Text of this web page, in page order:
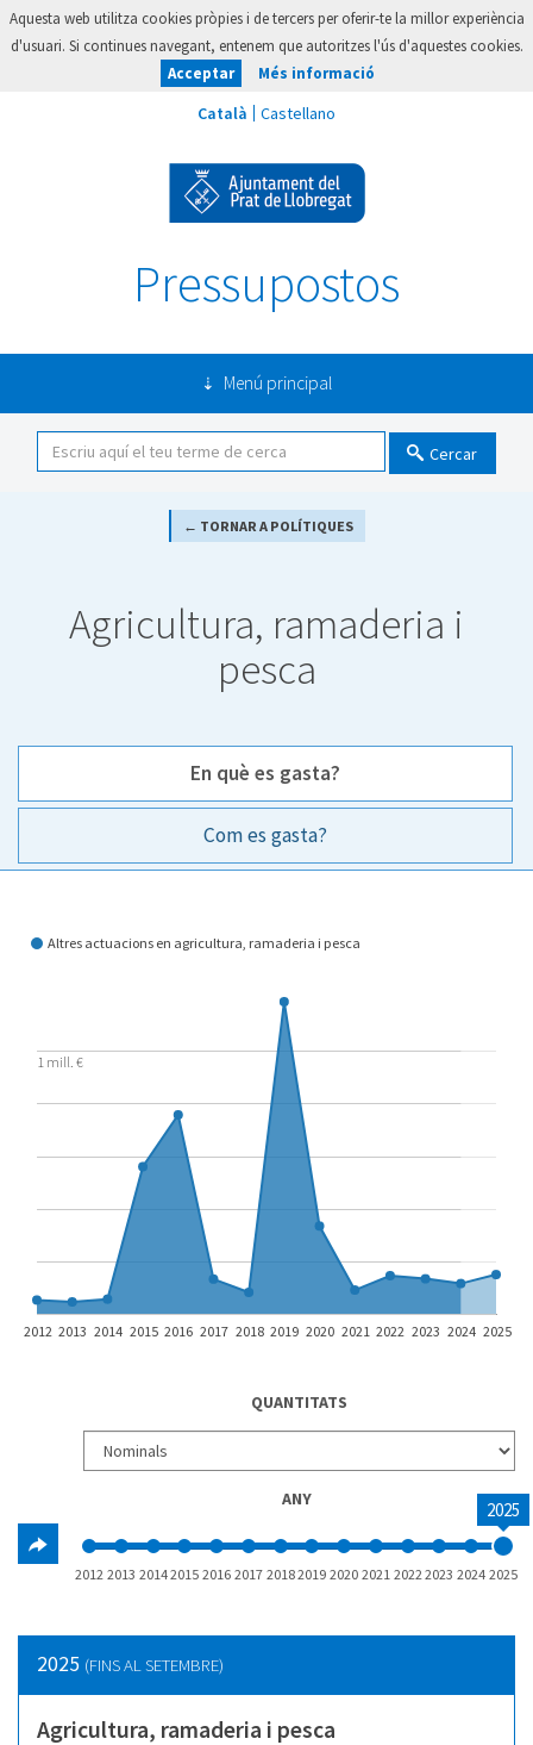
Aquesta web utilitza cookies pròpies i de tercers per oferir-te la millor experiència
d'usuari. Si continues navegant, entenem que autoritzes l'ús d'aquestes cookies.
Acceptar
Més informació
Pressupostos
Menú principal
Cercar
← TORNAR A POLÍTIQUES
Agricultura, ramaderia i
pesca
En què es gasta?
Com es gasta?
Altres actuacions en agricultura, ramaderia i pesca
2012 2013 2014 2015 2016 2017 2018 2019 2020 2021 2022 2023 2024 2025
1 mill. €
QUANTITATS
ANY 2025
2012 2013 20142015 2016 2017 20182019 2020 2021 2022 2023 2024 2025
2025 (FINS AL SETEMBRE)
Agricultura, ramaderia i pesca